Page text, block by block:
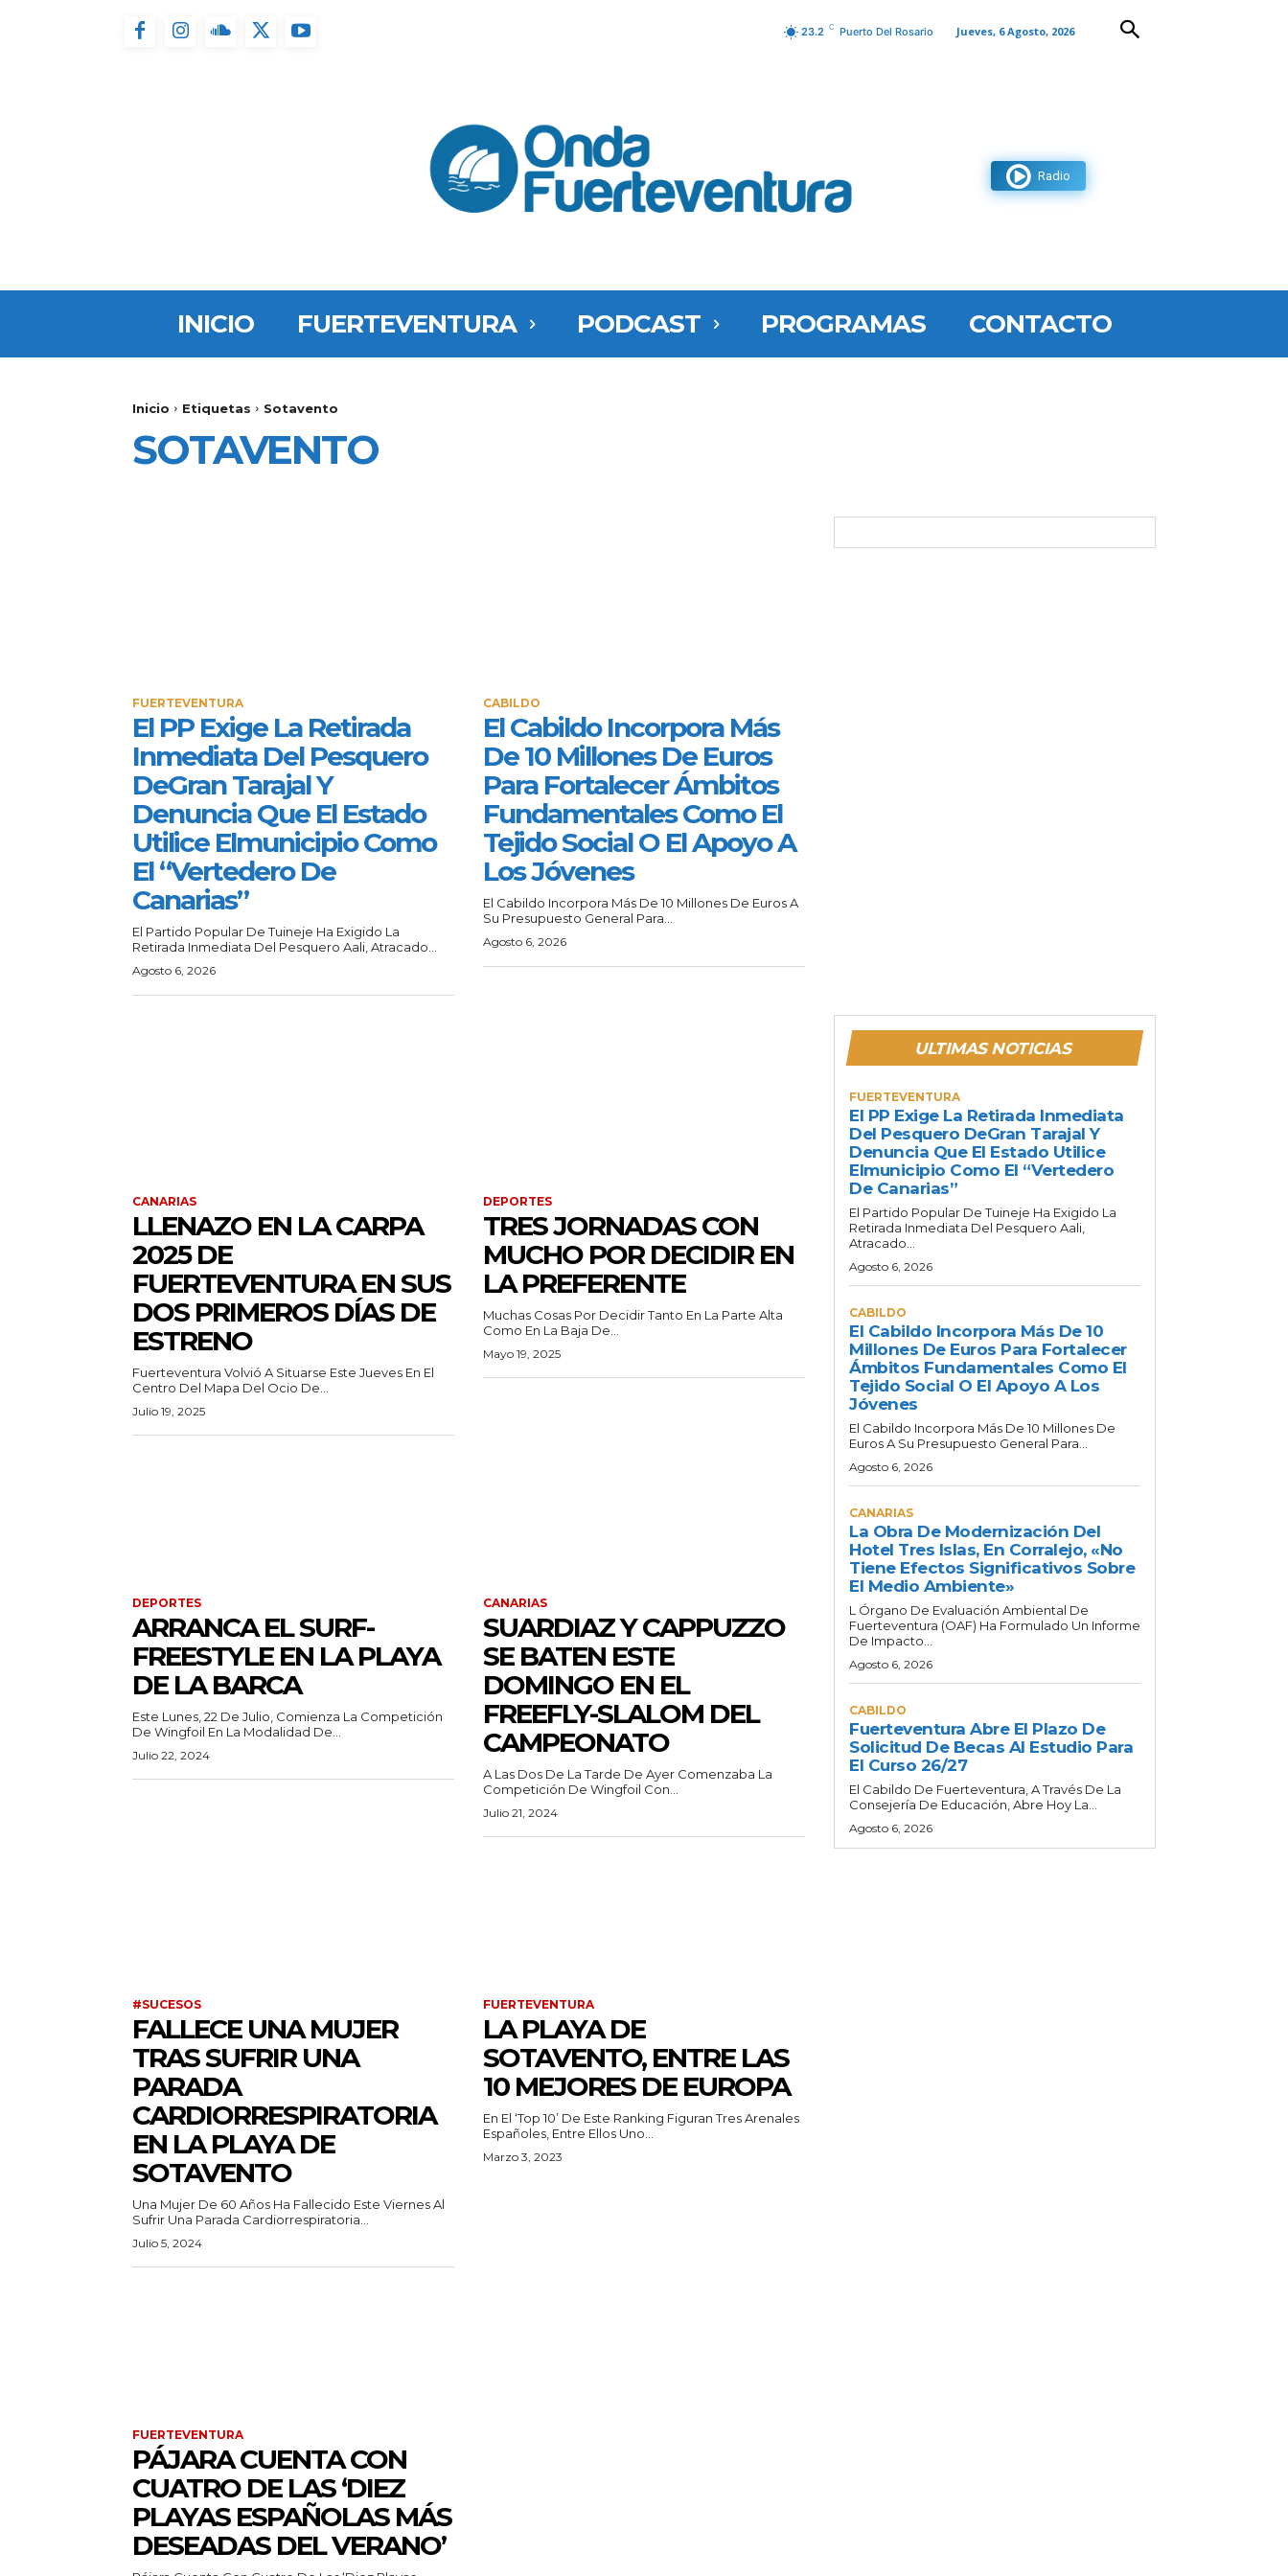
23.2 C Puerto Del Rosario Jueves, 6 Agosto, 2026
Radio
INICIO FUERTEVENTURA PODCAST PROGRAMAS CONTACTO
Inicio Etiquetas Sotavento
SOTAVENTO
FUERTEVENTURA
El PP Exige La Retirada
Inmediata Del Pesquero
DeGran Tarajal Y
Denuncia Que El Estado
Utilice Elmunicipio Como
El “vertedero De
Canarias”
El Partido Popular De Tuineje Ha Exigido La
Retirada Inmediata Del Pesquero Aali, Atracado...
Agosto 6, 2026
CABILDO
El Cabildo Incorpora Más
De 10 Millones De Euros
Para Fortalecer Ámbitos
Fundamentales Como El
Tejido Social O El Apoyo A
Los Jóvenes
El Cabildo Incorpora Más De 10 Millones De Euros A
Su Presupuesto General Para...
Agosto 6, 2026
CANARIAS
LLENAZO EN LA CARPA
2025 DE
FUERTEVENTURA EN SUS
DOS PRIMEROS DÍAS DE
ESTRENO
Fuerteventura Volvió A Situarse Este Jueves En El
Centro Del Mapa Del Ocio De...
Julio 19, 2025
DEPORTES
TRES JORNADAS CON
MUCHO POR DECIDIR EN
LA PREFERENTE
Muchas Cosas Por Decidir Tanto En La Parte Alta
Como En La Baja De...
Mayo 19, 2025
DEPORTES
ARRANCA EL SURF-
FREESTYLE EN LA PLAYA
DE LA BARCA
Este Lunes, 22 De Julio, Comienza La Competición
De Wingfoil En La Modalidad De...
Julio 22, 2024
CANARIAS
SUARDIAZ Y CAPPUZZO
SE BATEN ESTE
DOMINGO EN EL
FREEFLY-SLALOM DEL
CAMPEONATO
A Las Dos De La Tarde De Ayer Comenzaba La
Competición De Wingfoil Con...
Julio 21, 2024
#SUCESOS
FALLECE UNA MUJER
TRAS SUFRIR UNA
PARADA
CARDIORRESPIRATORIA
EN LA PLAYA DE
SOTAVENTO
Una Mujer De 60 Años Ha Fallecido Este Viernes Al
Sufrir Una Parada Cardiorrespiratoria...
Julio 5, 2024
FUERTEVENTURA
LA PLAYA DE
SOTAVENTO, ENTRE LAS
10 MEJORES DE EUROPA
En El ‘top 10’ De Este Ranking Figuran Tres Arenales
Españoles, Entre Ellos Uno...
Marzo 3, 2023
FUERTEVENTURA
PÁJARA CUENTA CON
CUATRO DE LAS ‘DIEZ
PLAYAS ESPAÑOLAS MÁS
DESEADAS DEL VERANO’
ULTIMAS NOTICIAS
FUERTEVENTURA
El PP Exige La Retirada Inmediata
Del Pesquero DeGran Tarajal Y
Denuncia Que El Estado Utilice
Elmunicipio Como El “vertedero
De Canarias”
El Partido Popular De Tuineje Ha Exigido La
Retirada Inmediata Del Pesquero Aali,
Atracado...
Agosto 6, 2026
CABILDO
El Cabildo Incorpora Más De 10
Millones De Euros Para Fortalecer
Ámbitos Fundamentales Como El
Tejido Social O El Apoyo A Los
Jóvenes
El Cabildo Incorpora Más De 10 Millones De
Euros A Su Presupuesto General Para...
Agosto 6, 2026
CANARIAS
La Obra De Modernización Del
Hotel Tres Islas, En Corralejo, «no
Tiene Efectos Significativos Sobre
El Medio Ambiente»
L Órgano De Evaluación Ambiental De
Fuerteventura (OAF) Ha Formulado Un Informe
De Impacto...
Agosto 6, 2026
CABILDO
Fuerteventura Abre El Plazo De
Solicitud De Becas Al Estudio Para
El Curso 26/27
El Cabildo De Fuerteventura, A Través De La
Consejería De Educación, Abre Hoy La...
Agosto 6, 2026